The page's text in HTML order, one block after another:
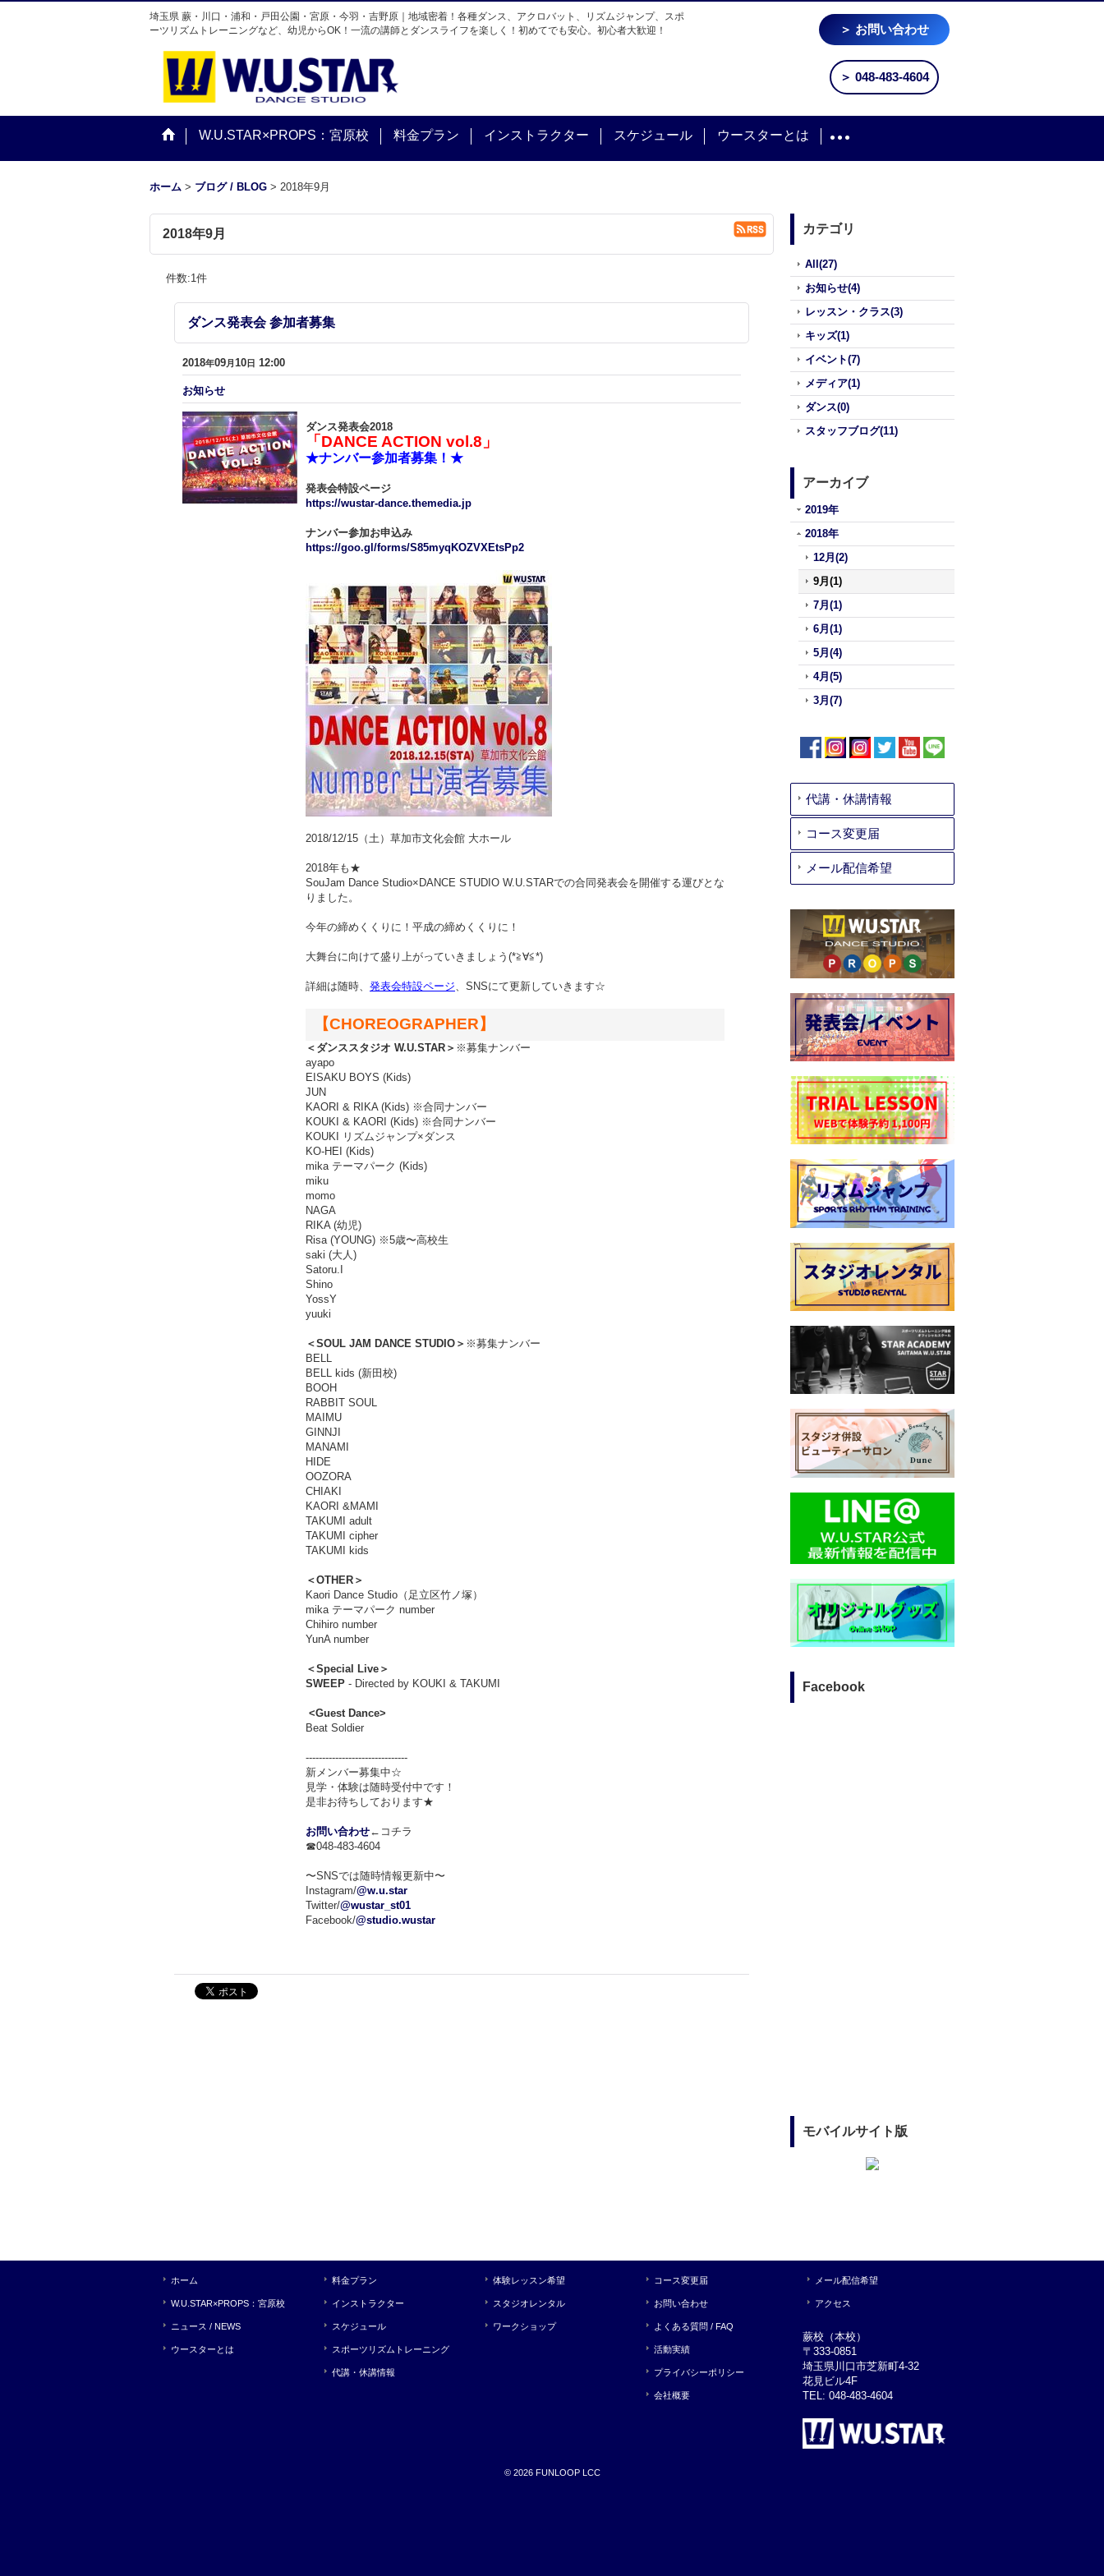
埼玉県 蕨・川口・浦和・戸田公園・宮原・今羽・吉野原｜地域密着！各種ダンス、アクロバット、リズムジャンプ、スポ
ーツリズムトレーニングなど、幼児からOK！一流の講師とダンスライフを楽しく！初めてでも安心。初心者大歓迎！
＞ お問い合わせ
＞ 048-483-4604
W.U.STAR×PROPS：宮原校 料金プラン インストラクター スケジュール ウースターとは
ホーム > ブログ / BLOG > 2018年9月
2018年9月
件数:1件
ダンス発表会 参加者募集
2018年09月 10 日 12:00
お知らせ
ダンス発表会2018
「DANCE ACTION vol.8」
★ナンバー参加者募集！★
発表会特設ページ
https://wustar-dance.themedia.jp
ナンバー参加お申込み
https://goo.gl/forms/S85myqKOZVXEtsPp2
2018/12/15（土）草加市文化会館 大ホール
2018年も★
SouJam Dance Studio×DANCE STUDIO W.U.STARでの合同発表会を開催する運びとな
りました。
今年の締めくくりに！平成の締めくくりに！
大舞台に向けて盛り上がっていきましょう(*≧∀≦*)
詳細は随時、 発表会特設ページ、SNSにて更新していきます☆
【CHOREOGRAPHER】
＜ダンススタジオ W.U.STAR＞ ※募集ナンバー
ayapo
EISAKU BOYS (Kids)
JUN
KAORI & RIKA (Kids) ※合同ナンバー
KOUKI & KAORI (Kids) ※合同ナンバー
KOUKI リズムジャンプ×ダンス
KO-HEI (Kids)
mika テーマパーク (Kids)
miku
momo
NAGA
RIKA (幼児)
Risa (YOUNG) ※5歳〜高校生
saki (大人)
Satoru.I
Shino
YossY
yuuki
＜SOUL JAM DANCE STUDIO＞ ※募集ナンバー
BELL
BELL kids (新田校)
BOOH
RABBIT SOUL
MAIMU
GINNJI
MANAMI
HIDE
OOZORA
CHIAKI
KAORI &MAMI
TAKUMI adult
TAKUMI cipher
TAKUMI kids
＜OTHER＞
Kaori Dance Studio（足立区竹ノ塚）
mika テーマパーク number
Chihiro number
YunA number
＜Special Live＞
SWEEP - Directed by KOUKI & TAKUMI
<Guest Dance>
Beat Soldier
-------------------------------
新メンバー募集中☆
見学・体験は随時受付中です！
是非お待ちしております★
お問い合わせ←コチラ
☎048-483-4604
〜SNSでは随時情報更新中〜
Instagram/@w.u.star
Twitter/@wustar_st01
Facebook/@studio.wustar
カテゴリ
All(27)
お知らせ(4)
レッスン・クラス(3)
キッズ(1)
イベント(7)
メディア(1)
ダンス(0)
スタッフブログ(11)
アーカイブ
2019年
2018年
12月(2)
9月(1)
7月(1)
6月(1)
5月(4)
4月(5)
3月(7)
代講・休講情報
コース変更届
メール配信希望
Facebook
モバイルサイト版
ホーム
W.U.STAR×PROPS：宮原校
ニュース / NEWS
ウースターとは
料金プラン
インストラクター
スケジュール
スポーツリズムトレーニング
代講・休講情報
体験レッスン希望
スタジオレンタル
ワークショップ
コース変更届
お問い合わせ
よくある質問 / FAQ
活動実績
プライバシーポリシー
会社概要
メール配信希望
アクセス
蕨校（本校）
〒333-0851
埼玉県川口市芝新町4-32
花見ビル4F
TEL: 048-483-4604
©︎ 2026 FUNLOOP LCC